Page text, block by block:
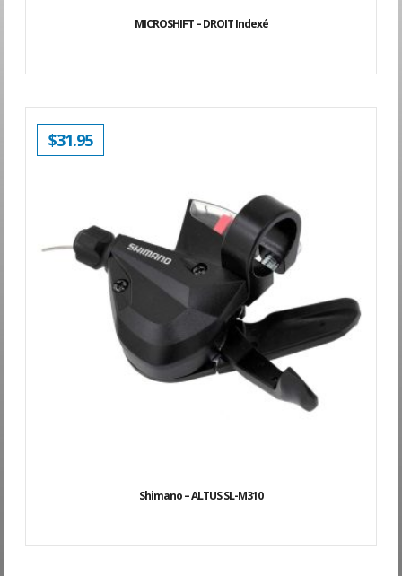
MICROSHIFT – DROIT Indexé
Shimano – ALTUS SL-M310
$31.95